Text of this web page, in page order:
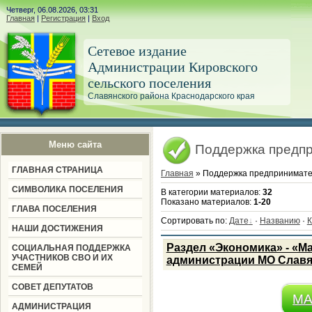
Четверг, 06.08.2026, 03:31
Главная | Регистрация | Вход
Сетевое издание
Администрации Кировского
сельского поселения
Славянского района Краснодарского края
Меню сайта
ГЛАВНАЯ СТРАНИЦА
СИМВОЛИКА ПОСЕЛЕНИЯ
ГЛАВА ПОСЕЛЕНИЯ
НАШИ ДОСТИЖЕНИЯ
СОЦИАЛЬНАЯ ПОДДЕРЖКА
УЧАСТНИКОВ СВО И ИХ
СЕМЕЙ
СОВЕТ ДЕПУТАТОВ
АДМИНИСТРАЦИЯ
Поддержка
Главная » Поддержка
В категории материалов: 32
Показано материалов: 1-20
Сортировать по: Дате · Названию·
Раздел «Экономика» -
администрации МО